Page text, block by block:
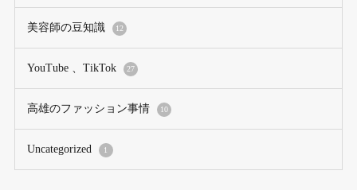
美容師の豆知識 12
YouTube 、TikTok 27
高雄のファッション事情 10
Uncategorized 1